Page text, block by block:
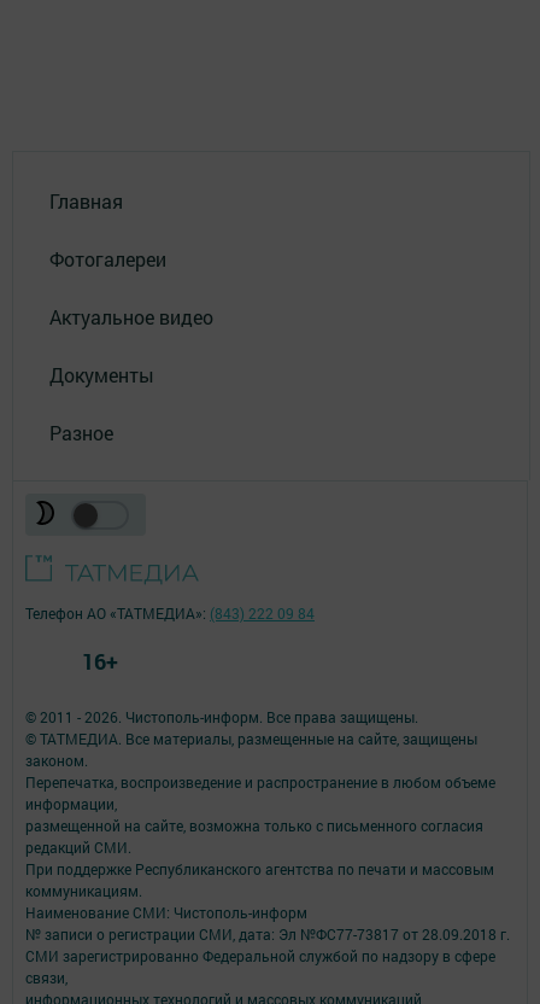
Главная
Фотогалереи
Актуальное видео
Документы
Разное
© 2011 - 2026. Чистополь-информ. Все права защищены.
© ТАТМЕДИА. Все материалы, размещенные на сайте, защищены
законом.
Перепечатка, воспроизведение и распространение в любом объеме
информации,
размещенной на сайте, возможна только с письменного согласия
редакций СМИ.
При поддержке Республиканского агентства по печати и массовым
коммуникациям.
Наименование СМИ: Чистополь-информ
№ записи о регистрации СМИ, дата: Эл №ФС77-73817 от 28.09.2018 г.
СМИ зарегистрированно Федеральной службой по надзору в сфере
связи,
информационных технологий и массовых коммуникаций
Телефон АО «ТАТМЕДИА»: (843) 222 09 84
16+